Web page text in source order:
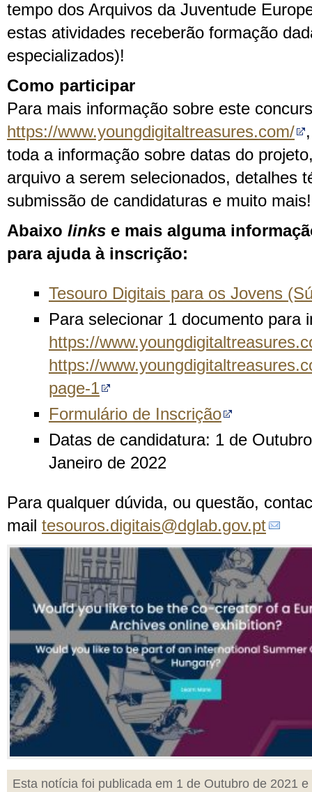
tempo dos Arquivos da Juventude
estas atividades receberão formação
especializados)!
Como participar
Para mais informação sobre este
https://www.youngdigitaltreasures.com/
toda a informação sobre datas do
arquivo a serem selecionados, detalhes
submissão de candidaturas e muito mais!
Abaixo links e mais alguma
para ajuda à inscrição:
Tesouro Digitais para os Jovens
Para selecionar 1 documento para
https://
https://
page-1
Formulário de Inscrição
Datas de candidatura: 1 de
Janeiro de 2022
Para qualquer dúvida, ou questão,
mail tesouros.digitais@dglab.gov.pt
Esta notícia foi publicada em 1 de Outubro de 2021 e